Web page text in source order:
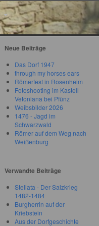
Neue Beiträge
Das Dorf 1947
through my horses ears
Römerfest in Rosenheim
Fotoshooting im Kastell
Vetoniana bei Pfünz
Weibsbilder 2026
1476 - Jagd im
Schwarzwald
Römer auf dem Weg nach
Weißenburg
Verwandte Beiträge
Stellata - Der Salzkrieg
1482-1484
Burgherrin auf der
Kriebstein
Aus der Dorfgeschichte